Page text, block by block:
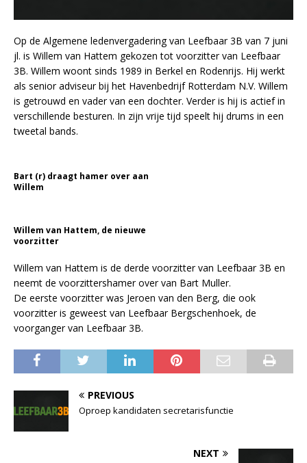
Op de Algemene ledenvergadering van Leefbaar 3B van 7 juni
jl. is Willem van Hattem gekozen tot voorzitter van Leefbaar
3B. Willem woont sinds 1989 in Berkel en Rodenrijs. Hij werkt
als senior adviseur bij het Havenbedrijf Rotterdam N.V. Willem
is getrouwd en vader van een dochter. Verder is hij is actief in
verschillende besturen. In zijn vrije tijd speelt hij drums in een
tweetal bands.
Bart (r) draagt hamer over aan
Willem
Willem van Hattem, de nieuwe
voorzitter
Willem van Hattem is de derde voorzitter van Leefbaar 3B en
neemt de voorzittershamer over van Bart Muller.
De eerste voorzitter was Jeroen van den Berg, die ook
voorzitter is geweest van Leefbaar Bergschenhoek, de
voorganger van Leefbaar 3B.
PREVIOUS
Oproep kandidaten secretarisfunctie
NEXT